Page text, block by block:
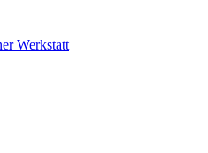
Werkstatt